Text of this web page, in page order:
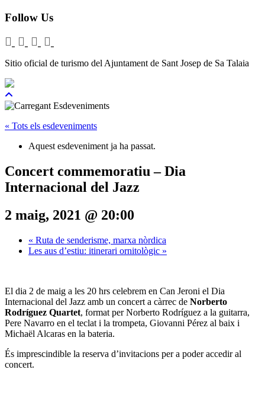
Follow Us
Sitio oficial de turismo del Ajuntament de Sant Josep de Sa Talaia
« Tots els esdeveniments
Aquest esdeveniment ja ha passat.
Concert commemoratiu – Dia
Internacional del Jazz
2 maig, 2021 @ 20:00
« Ruta de senderisme, marxa nòrdica
Les aus d’estiu: itinerari ornitològic »
El dia 2 de maig a les 20 hrs celebrem en Can Jeroni el Dia
Internacional del Jazz amb un concert a càrrec de Norberto
Rodríguez Quartet, format per Norberto Rodríguez a la guitarra,
Pere Navarro en el teclat i la trompeta, Giovanni Pérez al baix i
Michaël Alcaras en la bateria.
És imprescindible la reserva d’invitacions per a poder accedir al
concert.